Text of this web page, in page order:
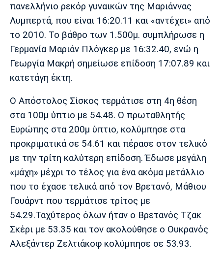
Ίντερ Μπάγερν
Μπορούσια
Ντόρτμουντ
Παρί Σεν
Ζερμέν
Μαρσέιγ
Μονακό
Ερυθρός
Τότεναμ
Πόρτο Μπενφίκα
πανελλήνιο ρεκόρ γυναικών της Μαριάννας
Λυμπερτά, που είναι 16:20.11 και «αντέχει» από
το 2010. Το βάθρο των 1.500μ. συμπλήρωσε η
Γερμανία Μαριάν Πλόγκερ με 16:32.40, ενώ η
Γεωργία Μακρή σημείωσε επίδοση 17:07.89 και
κατετάγη έκτη.
Ο Απόστολος Σίσκος τερμάτισε στη 4η θέση
στα 100μ ύπτιο με 54.48. Ο πρωταθλητής
Ευρώπης στα 200μ ύπτιο, κολύμπησε στα
προκριματικά σε 54.61 και πέρασε στον τελικό
με την τρίτη καλύτερη επίδοση. Έδωσε μεγάλη
«μάχη» μέχρι το τέλος για ένα ακόμα μετάλλιο
που το έχασε τελικά από τον Βρετανό, Μάθιου
Γουάρντ που τερμάτισε τρίτος με
54.29.Ταχύτερος όλων ήταν ο Βρετανός Τζακ
Σκέρι με 53.35 και τον ακολούθησε ο Ουκρανός
Αλεξάντερ Ζελτιάκοφ κολύμπησε σε 53.93.